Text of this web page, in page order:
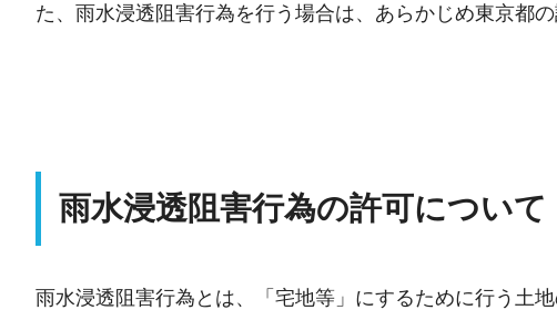
た、雨水浸透阻害行為を行う場合は、あらかじめ東京都の
雨水浸透阻害行為の許可について
雨水浸透阻害行為とは、「宅地等」にするために行う土